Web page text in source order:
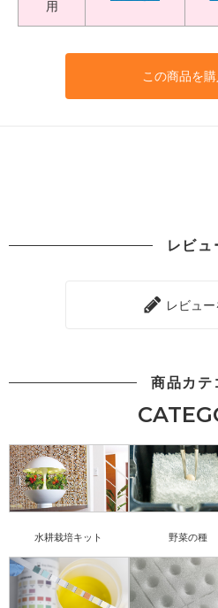
用
この商品を
レビュ
レビュー
商品カテ
水耕栽培キット 野菜の種